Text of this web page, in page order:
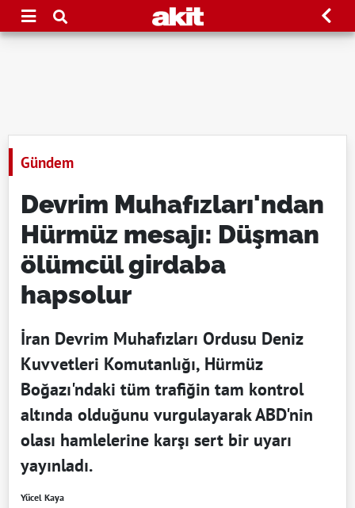
Gündem
Devrim Muhafızları'ndan
Hürmüz mesajı: Düşman
ölümcül girdaba
hapsolur
İran Devrim Muhafızları Ordusu Deniz
Kuvvetleri Komutanlığı, Hürmüz
Boğazı'ndaki tüm trafiğin tam kontrol
altında olduğunu vurgulayarak ABD'nin
olası hamlelerine karşı sert bir uyarı
yayınladı.
Yücel Kaya